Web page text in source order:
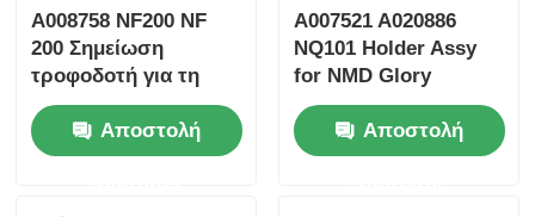
Α008758 NF200 NF
200 Σημείωση
τροφοδοτή για τη
δόξα NMD100
διανομέαςΑποστολή
A007521 A020886
NQ101 Holder Assy
for NMD Glory
NMD100 Dispenser
Αποστολή